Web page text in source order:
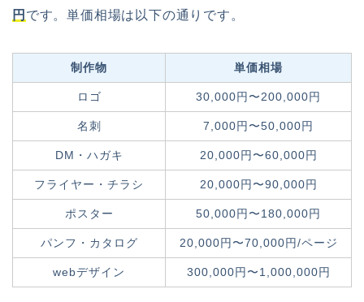
円 です。単価相場は以下の通りです。
制作物 単価相場
ロゴ 30,000円〜200,000円
名刺 7,000円〜50,000円
DM・ハガキ 20,000円〜60,000円
フライヤー・チラシ 20,000円〜90,000円
ポスター 50,000円〜180,000円
パンフ・カタログ 20,000円〜70,000円/ページ
webデザイン 300,000円〜1,000,000円